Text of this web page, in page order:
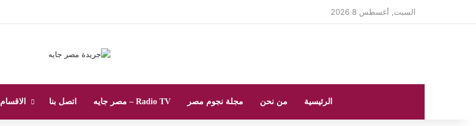
السبت, أغسطس 8 2026
الرئيسية من نحن مجلة نجوم مصر Radio TV – مصر جايه اتصل بنا الاقسام